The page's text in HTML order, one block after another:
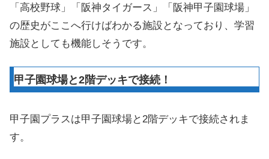
「高校野球」「阪神タイガース」「阪神甲子園球場」
の歴史がここへ行けばわかる施設となっており、学習
施設としても機能しそうです。
甲子園球場と2階デッキで接続！
甲子園プラスは甲子園球場と2階デッキで接続されま
す。